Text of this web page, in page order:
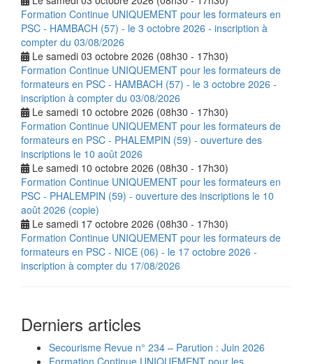
Formation Continue UNIQUEMENT pour les formateurs en
PSC - HAMBACH (57) - le 3 octobre 2026 - inscription à
compter du 03/08/2026
Le samedi 03 octobre 2026 (08h30 - 17h30)
Formation Continue UNIQUEMENT pour les formateurs de
formateurs en PSC - HAMBACH (57) - le 3 octobre 2026 -
inscription à compter du 03/08/2026
Le samedi 10 octobre 2026 (08h30 - 17h30)
Formation Continue UNIQUEMENT pour les formateurs de
formateurs en PSC - PHALEMPIN (59) - ouverture des
inscriptions le 10 août 2026
Le samedi 10 octobre 2026 (08h30 - 17h30)
Formation Continue UNIQUEMENT pour les formateurs en
PSC - PHALEMPIN (59) - ouverture des inscriptions le 10
août 2026 (copie)
Le samedi 17 octobre 2026 (08h30 - 17h30)
Formation Continue UNIQUEMENT pour les formateurs de
formateurs en PSC - NICE (06) - le 17 octobre 2026 -
inscription à compter du 17/08/2026
Derniers articles
Secourisme Revue n° 234 – Parution : Juin 2026
Formation Continue UNIQUEMENT pour les